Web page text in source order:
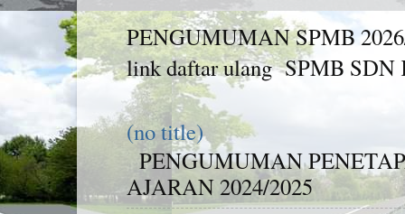
PENGUMUMAN SPMB
link daftar ulang SPMB SDN
(no title)
PENGUMUMAN
AJARAN 2024/2025